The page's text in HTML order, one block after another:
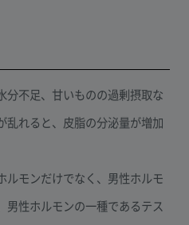
分不足、甘いものの過剰摂取な
乱れると、皮脂の分泌量が増加
ルモンだけでなく、男性ホルモ
男性ホルモンの一種であるテス